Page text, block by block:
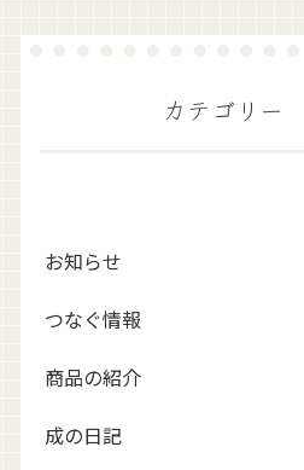
カテゴリー
お知らせ
つなぐ情報
商品の紹介
成の日記